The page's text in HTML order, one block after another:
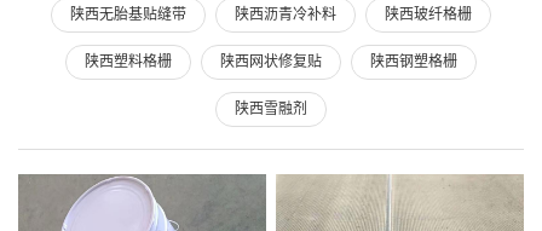
陕西无胎基贴缝带 陕西沥青冷补料 陕西玻纤格栅
陕西塑料格栅 陕西网状修复贴 陕西钢塑格栅
陕西雪融剂